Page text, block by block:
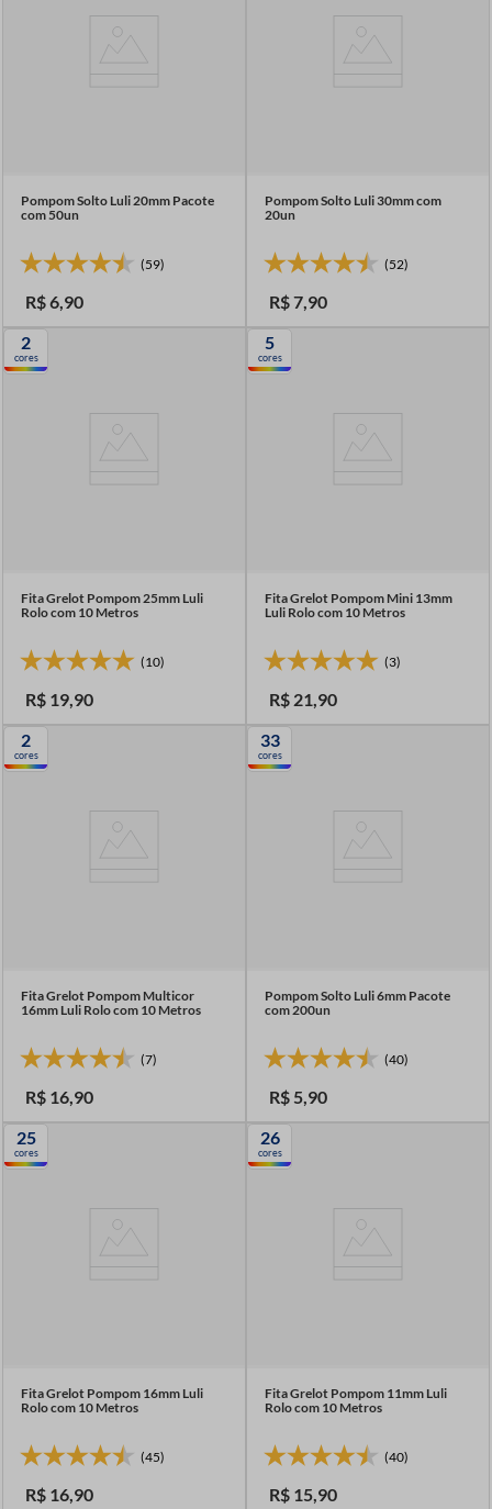
Pompom Solto Luli 20mm Pacote
com 50un
(59)
R$6,90
Pompom Solto Luli 30mm com
20un
(52)
R$7,90
2
cores
Fita Grelot Pompom 25mm Luli
Rolo com 10 Metros
(10)
R$ 19,90
5
cores
Fita Grelot Pompom Mini 13mm
Luli Rolo com 10 Metros
(3)
R$ 21,90
2
cores
Fita Grelot Pompom Multicor
16mm Luli Rolo com 10 Metros
(7)
R$ 16,90
33
cores
Pompom Solto Luli 6mm Pacote
com 200un
(40)
R$ 5,90
25
cores
Fita Grelot Pompom 16mm Luli
Rolo com 10 Metros
(45)
R$ 16,90
26
cores
Fita Grelot Pompom 11mm Luli
Rolo com 10 Metros
(40)
R$ 15,90